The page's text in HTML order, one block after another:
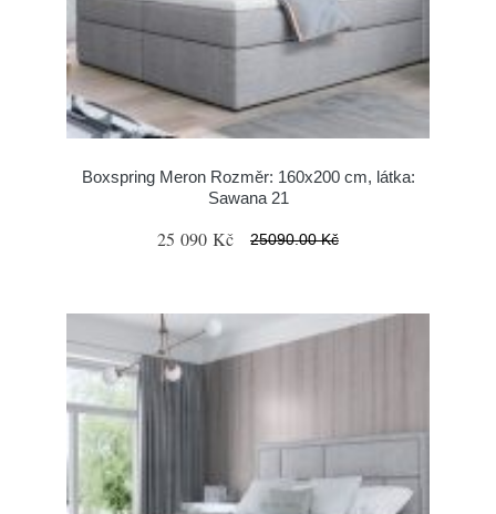
Boxspring Meron Rozměr: 160x200 cm, látka:
Sawana 21
25 090 Kč 25090.00 Kč